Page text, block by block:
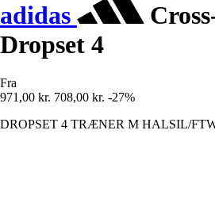
adidas
Dropset 4
Fra
971,00 kr. 708,00 kr. -27%
DROPSET 4 TRÆNER M HALSIL/